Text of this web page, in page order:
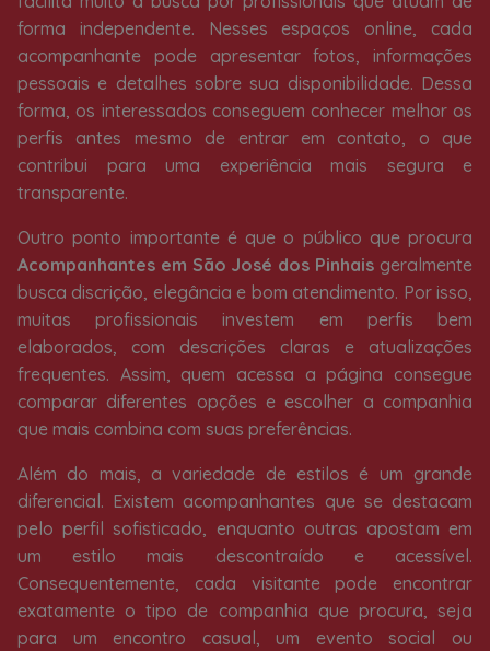
forma independente. Nesses espaços online, cada
acompanhante pode apresentar fotos, informações
pessoais e detalhes sobre sua disponibilidade. Dessa
forma, os interessados conseguem conhecer melhor os
perfis antes mesmo de entrar em contato, o que
contribui para uma experiência mais segura e
transparente.
Outro ponto importante é que o público que procura
Acompanhantes em São José dos Pinhais geralmente
busca discrição, elegância e bom atendimento. Por isso,
muitas profissionais investem em perfis bem
elaborados, com descrições claras e atualizações
frequentes. Assim, quem acessa a página consegue
comparar diferentes opções e escolher a companhia
que mais combina com suas preferências.
Além do mais, a variedade de estilos é um grande
diferencial. Existem acompanhantes que se destacam
pelo perfil sofisticado, enquanto outras apostam em
um estilo mais descontraído e acessível.
Consequentemente, cada visitante pode encontrar
exatamente o tipo de companhia que procura, seja
para um encontro casual, um evento social ou